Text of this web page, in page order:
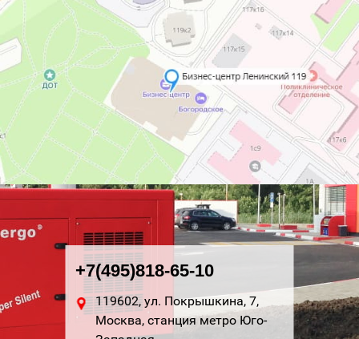
+7(495)818-65-10
119602, ул. Покрышкина, 7,
Москва, станция метро Юго-